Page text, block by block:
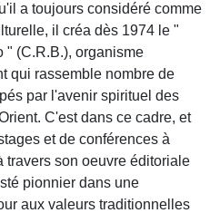
a toujours considéré comme
il créa dès 1974 le "
" (C.R.B.), organisme
qui rassemble nombre de
par l'avenir spirituel des
C'est dans ce cadre, et
et de conférences à
travers son oeuvre éditoriale
pionnier dans une
aux valeurs traditionnelles